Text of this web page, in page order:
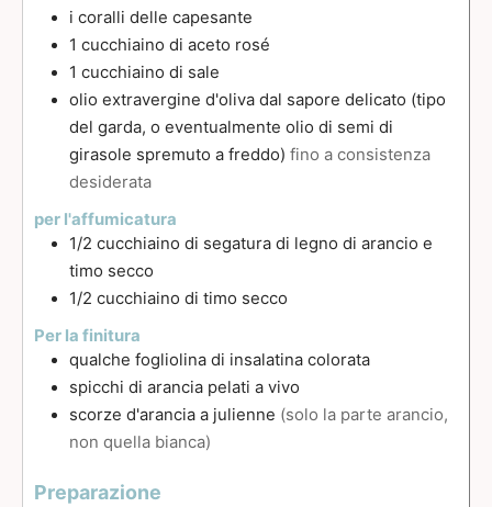
i coralli delle capesante
1 cucchiaino di aceto rosé
1 cucchiaino di sale
olio extravergine d'oliva dal sapore delicato (tipo
del garda, o eventualmente olio di semi di
girasole spremuto a freddo) fino a consistenza
desiderata
per l'affumicatura
1/2 cucchiaino di segatura di legno di arancio e
timo secco
1/2 cucchiaino di timo secco
Per la finitura
qualche fogliolina di insalatina colorata
spicchi di arancia pelati a vivo
scorze d'arancia a julienne (solo la parte arancio,
non quella bianca)
Preparazione